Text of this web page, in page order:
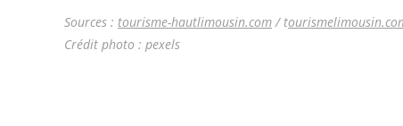
Sources : tourisme-hautlimousin.com/ t
Crédit photo : pexels